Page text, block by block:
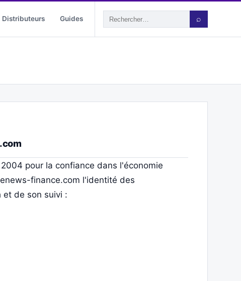
Distributeurs Guides ⌕
pour la confiance dans l'économie
finance.com l'identité des
de son suivi :